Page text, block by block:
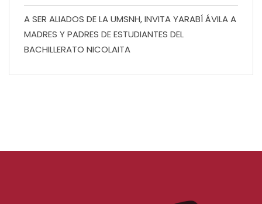
A SER ALIADOS DE LA UMSNH, INVITA YARABÍ ÁVILA A
MADRES Y PADRES DE ESTUDIANTES DEL
BACHILLERATO NICOLAITA